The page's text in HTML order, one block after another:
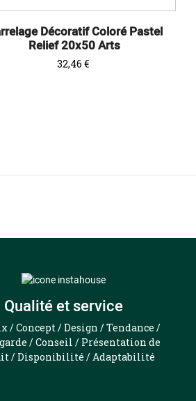
Décoratif Coloré Pastel
Relief 20x50 Arts
Prix
32,46 €
Qualité et service
/ Concept / Design / Tendance /
/ Conseil / Présentation de
/ Disponibilité / Adaptabilité